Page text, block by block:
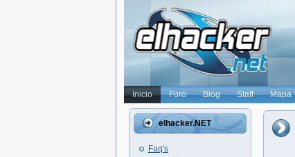
Inicio Foro Blog Staff Mapa
elhacker.NET
Faq's